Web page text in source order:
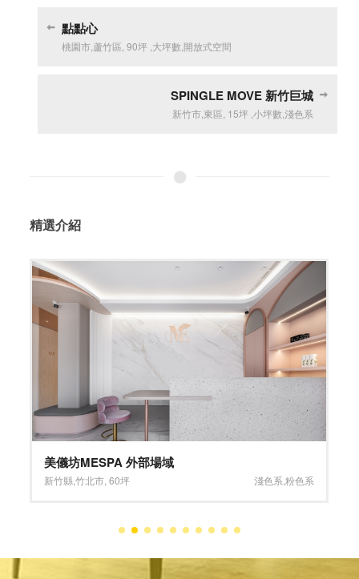
點點心
桃園市 蘆竹區 ,90坪 大坪數 開放式空間
SPINGLE MOVE 新竹巨城
新竹市, 東區 15坪, 小坪數 淺色系
精選介紹
美儀坊MESPA 外部場域
新竹縣,竹北市 ,60坪 淺色系 粉色系